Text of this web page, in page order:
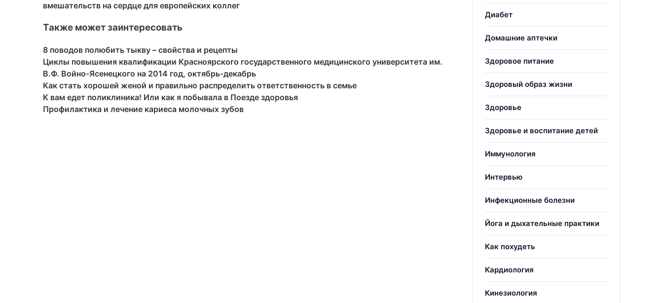
вмешательств на сердце для европейских коллег
Также может заинтересовать
8 поводов полюбить тыкву – свойства и рецепты
Циклы повышения квалификации Красноярского государственного медицинского университета им.
В.Ф. Войно-Ясенецкого на 2014 год, октябрь-декабрь
Как стать хорошей женой и правильно распределить ответственность в семье
К вам едет поликлиника! Или как я побывала в Поезде здоровья
Профилактика и лечение кариеса молочных зубов
Диабет
Домашние аптечки
Здоровое питание
Здоровый образ жизни
Здоровье
Здоровье и воспитание детей
Иммунология
Интервью
Инфекционные болезни
Йога и дыхательные практики
Как похудеть
Кардиология
Кинезиология